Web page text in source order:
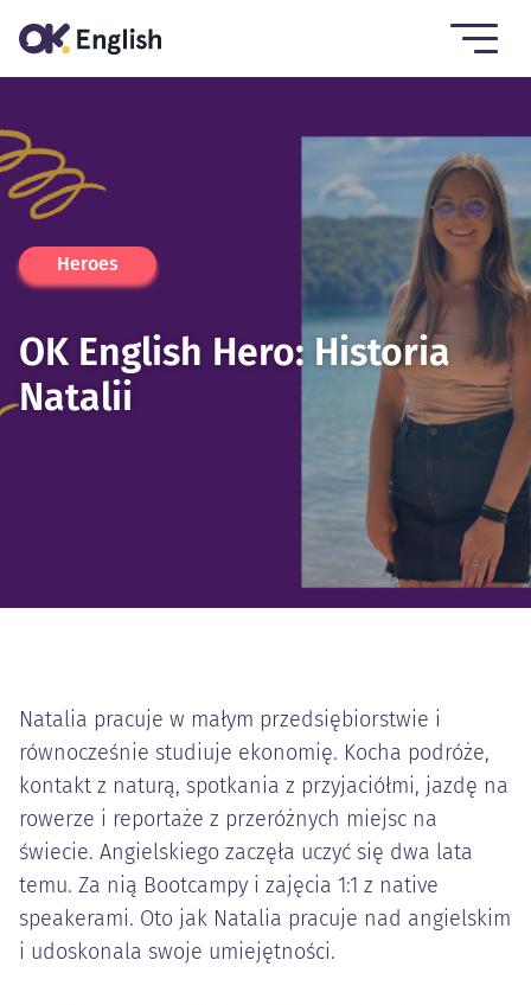
Heroes
OK English Hero: Historia
Natalii
Natalia pracuje w małym przedsiębiorstwie i
równocześnie studiuje ekonomię. Kocha podróże,
kontakt z naturą, spotkania z przyjaciółmi, jazdę na
rowerze i reportaże z przeróżnych miejsc na
świecie. Angielskiego zaczęła uczyć się dwa lata
temu. Za nią Bootcampy i zajęcia 1:1 z native
speakerami. Oto jak Natalia pracuje nad angielskim
i udoskonala swoje umiejętności.